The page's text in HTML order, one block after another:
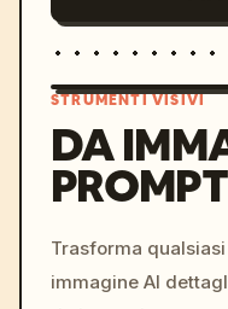
STRUMENTI VISIVI
DA
PROMPT
Trasforma
immagine AI